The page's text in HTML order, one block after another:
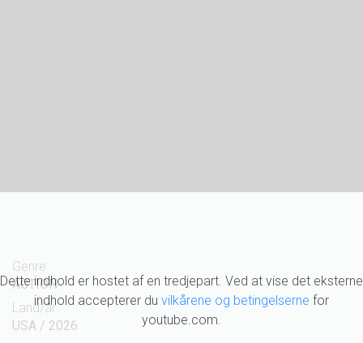
Dette indhold er hostet af en tredjepart. Ved at vise det eksterne
indhold accepterer du vilkårene og betingelserne for
youtube.com.
Genre
ACTION
Land/år
USA / 2026